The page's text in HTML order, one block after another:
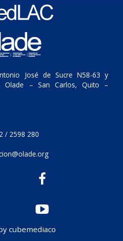
José de Sucre N58-63 y
Olade – San Carlos, Quito –
/ 2598 280
cubemediaco